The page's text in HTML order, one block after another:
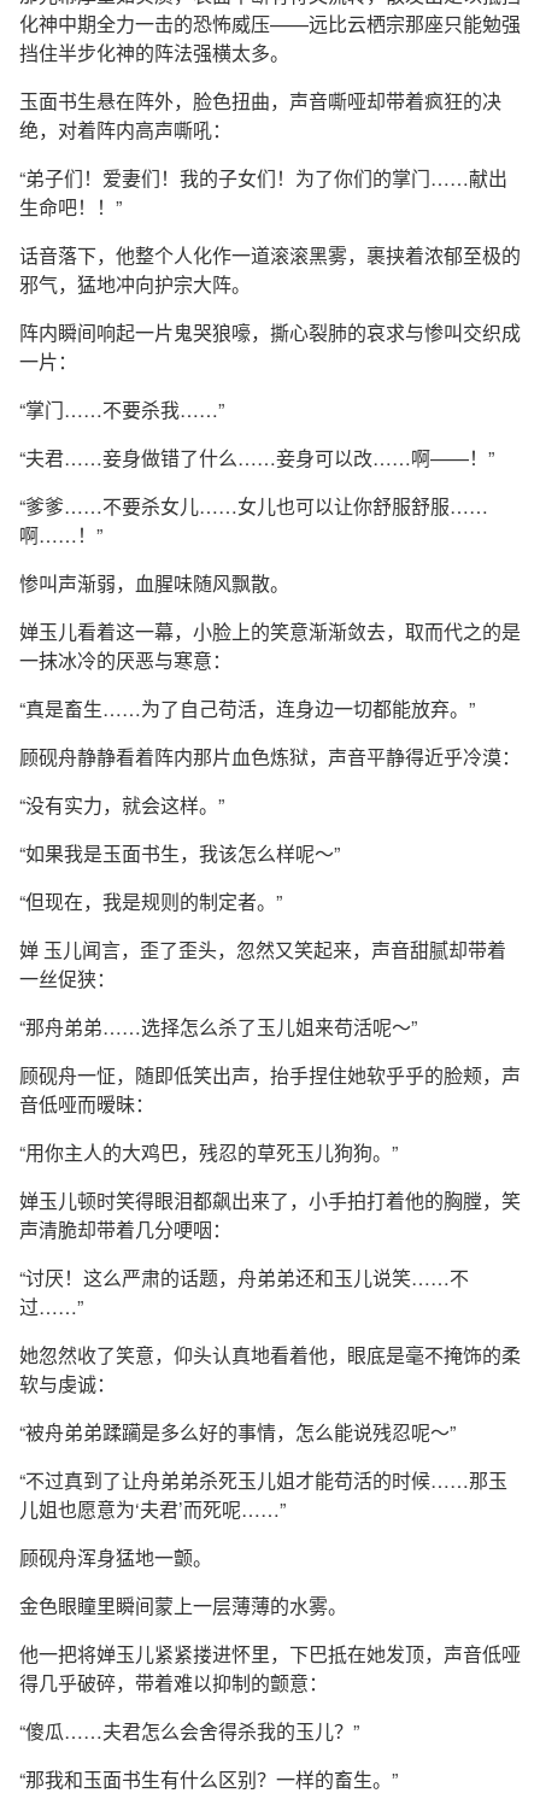
化神中期全力一击的恐怖威压——远比云栖宗那座只能勉强
挡住半步化神的阵法强横太多。
玉面书生悬在阵外，脸色扭曲，声音嘶哑却带着疯狂的决
绝，对着阵内高声嘶吼：
“弟子们！爱妻们！我的子女们！为了你们的掌门……献出
生命吧！！”
话音落下，他整个人化作一道滚滚黑雾，裹挟着浓郁至极的
邪气，猛地冲向护宗大阵。
阵内瞬间响起一片鬼哭狼嚎，撕心裂肺的哀求与惨叫交织成
一片：
“掌门……不要杀我……”
“夫君……妾身做错了什么……妾身可以改……啊——！”
“爹爹……不要杀女儿……女儿也可以让你舒服舒服……
啊……！”
惨叫声渐弱，血腥味随风飘散。
婵玉儿看着这一幕，小脸上的笑意渐渐敛去，取而代之的是
一抹冰冷的厌恶与寒意：
“真是畜生……为了自己苟活，连身边一切都能放弃。”
顾砚舟静静看着阵内那片血色炼狱，声音平静得近乎冷漠：
“没有实力，就会这样。”
“如果我是玉面书生，我该怎么样呢～”
“但现在，我是规则的制定者。”
婵 玉儿闻言，歪了歪头，忽然又笑起来，声音甜腻却带着
一丝促狭：
“那舟弟弟……选择怎么杀了玉儿姐来苟活呢～”
顾砚舟一怔，随即低笑出声，抬手捏住她软乎乎的脸颊，声
音低哑而暧昧：
“用你主人的大鸡巴，残忍的草死玉儿狗狗。”
婵玉儿顿时笑得眼泪都飙出来了，小手拍打着他的胸膛，笑
声清脆却带着几分哽咽：
“讨厌！这么严肃的话题，舟弟弟还和玉儿说笑……不
过……”
她忽然收了笑意，仰头认真地看着他，眼底是毫不掩饰的柔
软与虔诚：
“被舟弟弟蹂躏是多么好的事情，怎么能说残忍呢～”
“不过真到了让舟弟弟杀死玉儿姐才能苟活的时候……那玉
儿姐也愿意为‘夫君’而死呢……”
顾砚舟浑身猛地一颤。
金色眼瞳里瞬间蒙上一层薄薄的水雾。
他一把将婵玉儿紧紧搂进怀里，下巴抵在她发顶，声音低哑
得几乎破碎，带着难以抑制的颤意：
“傻瓜……夫君怎么会舍得杀我的玉儿？”
“那我和玉面书生有什么区别？一样的畜生。”